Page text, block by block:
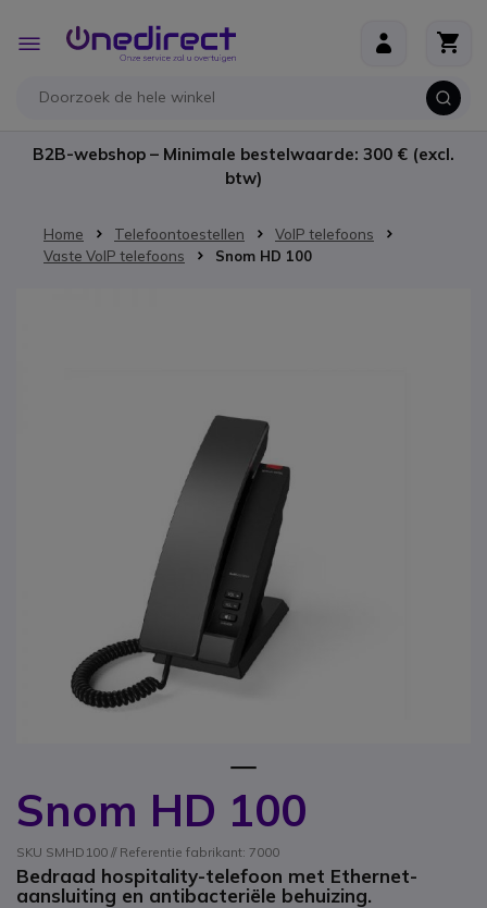
Toggle
Nav
B2B-webshop – Minimale bestelwaarde: 300 € (excl.
btw)
Home Telefoontoestellen
VoIP telefoons
Vaste VoIP telefoons
Snom HD 100
Snom HD 100
SKU SMHD100 // Referentie fabrikant: 7000
Bedraad hospitality-telefoon met Ethernet-
aansluiting en antibacteriële behuizing.
Ga naar het begin van de afbeeldingen-gallerij